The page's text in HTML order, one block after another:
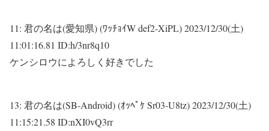
11: 君の名は(愛知県) (ﾜｯﾁｮｲW def2-XiPL)2023/12/30(土)
11:01:16.81 ID:h/3nr8q10
ケンシロウによろしく好きでした
13: 君の名は(SB-Android) (ｵｯﾍﾟｹ Sr03-U8tz)2023/12/30(土)
11:15:21.58 ID:nXI0vQ3rr